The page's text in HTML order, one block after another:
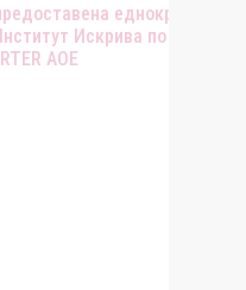
еднократна
Искрива по
AOE